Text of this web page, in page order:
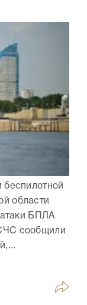
области
атаки БПЛА
сообщили